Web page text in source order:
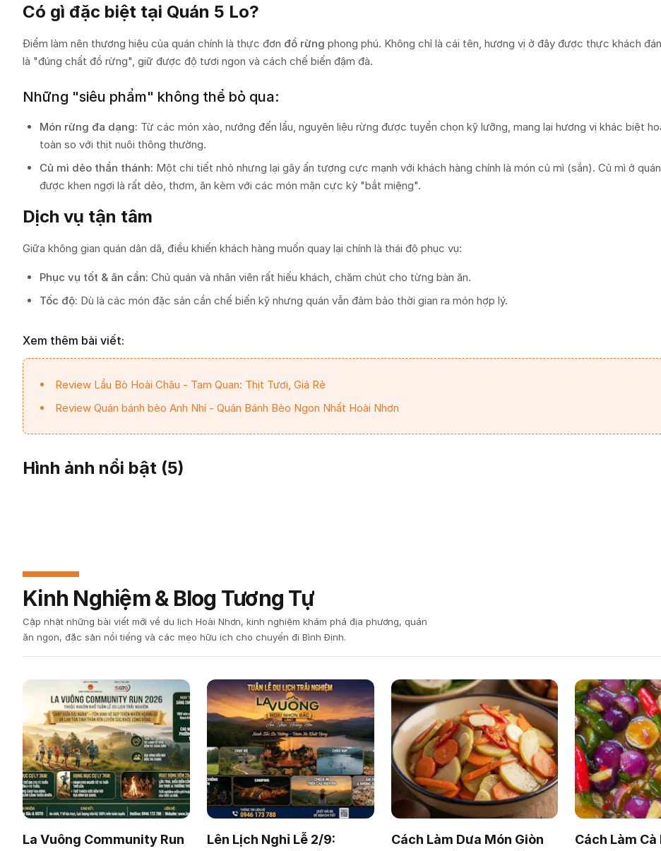
Có gì đặc biệt tại Quán 5 Lo?
Điểm làm nên thương hiệu của quán chính là thực đơn đồ rừng phong phú. Không chỉ là cái tên, hương vị ở đây được thực khách
là "đúng chất đồ rừng", giữ được độ tươi ngon và cách chế biến đậm đà.
Những "siêu phẩm" không thể bỏ qua:
Món rừng đa dạng: Từ các món xào, nướng đến lẩu, nguyên liệu rừng được tuyển chọn kỹ lưỡng, mang lại hương vị khác biệt
toàn so với thịt nuôi thông thường.
Củ mì dẻo thần thánh: Một chi tiết nhỏ nhưng lại gây ấn tượng cực mạnh với khách hàng chính là món củ mì (sắn). Củ mì ở quán
được khen ngợi là rất dẻo, thơm, ăn kèm với các món mặn cực kỳ "bắt miệng".
Dịch vụ tận tâm
Giữa không gian quán dân dã, điều khiến khách hàng muốn quay lại chính là thái độ phục vụ:
Phục vụ tốt & ân cần: Chủ quán và nhân viên rất hiếu khách, chăm chút cho từng bàn ăn.
Tốc độ: Dù là các món đặc sản cần chế biến kỹ nhưng quán vẫn đảm bảo thời gian ra món hợp lý.
Xem thêm bài viết:
Review Lẩu Bò Hoài Châu - Tam Quan: Thịt Tươi, Giá Rẻ
Review Quán bánh bèo Anh Nhí - Quán Bánh Bèo Ngon Nhất Hoài Nhơn
Hình ảnh nổi bật (5)
Kinh Nghiệm & Blog Tương Tự
Cập nhật những bài viết mới về du lịch Hoài Nhơn, kinh nghiệm khám phá địa phương, quán
ăn ngon, đặc sản nổi tiếng và các mẹo hữu ích cho chuyến đi Bình Định.
La Vuông Community Run
Lên Lịch Nghỉ Lễ 2/9:
Cách Làm Dưa Món Giòn
Cách Làm